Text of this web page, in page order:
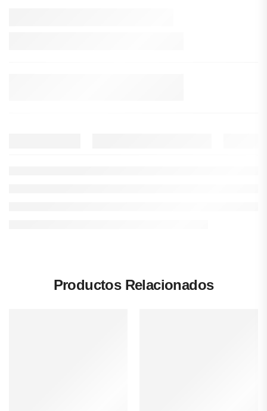
Productos Relacionados